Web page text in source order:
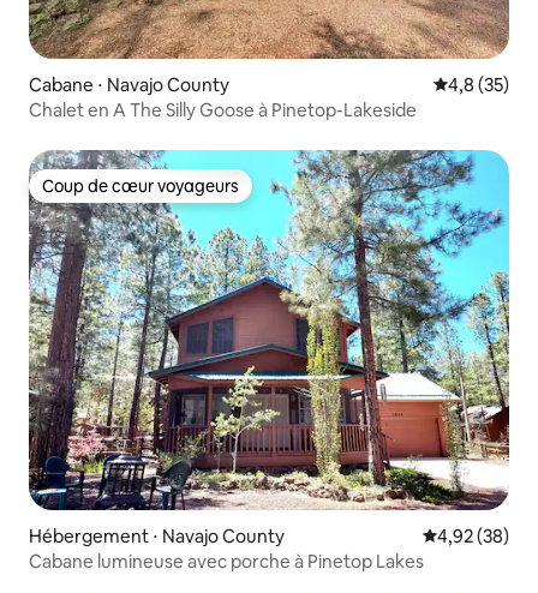
Cabane ⋅ Navajo County Évaluation
4,8 (35)
Chalet en A The Silly Goose à Pinetop-Lakeside
Coup de cœur voyageurs
Coup de cœur voyageurs
Hébergement ⋅ Navajo County Évaluation
4,92 (38)
Cabane lumineuse avec porche à Pinetop Lakes